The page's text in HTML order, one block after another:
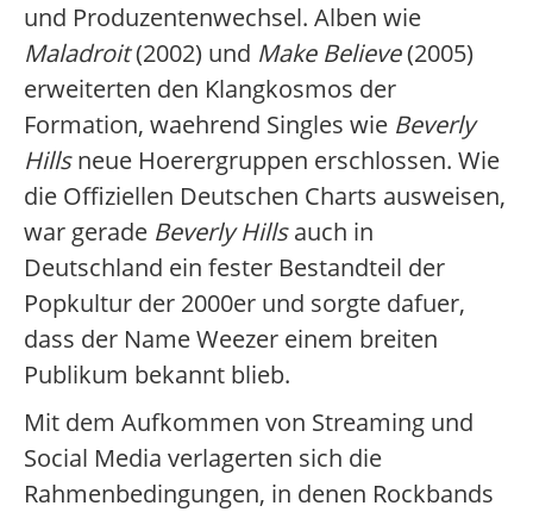
und Produzentenwechsel. Alben wie
Maladroit(2002) und Make Believe(2005)
erweiterten den Klangkosmos der
Formation, waehrend Singles wie Beverly
Hillsneue Hoerergruppen erschlossen. Wie
die Offiziellen Deutschen Charts ausweisen,
war gerade Beverly Hillsauch in
Deutschland ein fester Bestandteil der
Popkultur der 2000er und sorgte dafuer,
dass der Name Weezer einem breiten
Publikum bekannt blieb.
Mit dem Aufkommen von Streaming und
Social Media verlagerten sich die
Rahmenbedingungen, in denen Rockbands